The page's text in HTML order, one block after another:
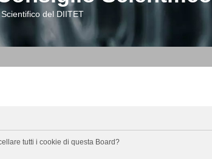
del DIITET
tutti i cookie di questa Board?